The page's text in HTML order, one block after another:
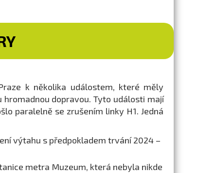
k několika událostem, které měly
dopravou. Tyto události mají
paralelně se zrušením linky H1. Jedná
výtahu s předpokladem trvání 2024 –
metra Muzeum, která nebyla nikde